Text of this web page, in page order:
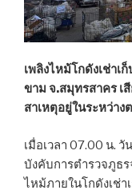
เพลิงไหม้โกดังเช่าเ
ขาม จ.สมุทรสาคร เ
สาเหตุอยู่ในระหว่าง
เมื่อเวลา 07.00 น.
บังคับการตำรวจภูธ
ไหม้ภายในโกดังเช่